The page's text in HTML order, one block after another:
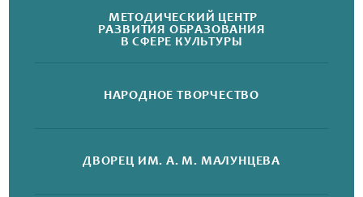
МЕТОДИЧЕСКИЙ ЦЕНТР
РАЗВИТИЯ ОБРАЗОВАНИЯ
В СФЕРЕ КУЛЬТУРЫ
НАРОДНОЕ ТВОРЧЕСТВО
ДВОРЕЦ ИМ. А. М. МАЛУНЦЕВА